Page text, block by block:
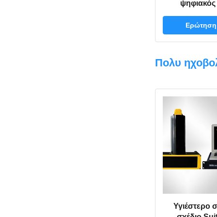
ψηφιακός
ακτίνων
Dustproof
Πολυ
Υγιέστερο